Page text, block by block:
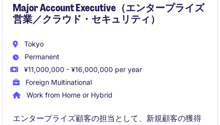
Major Account Executive（エンタープライズ
営業／クラウド・セキュリティ）
Tokyo
Permanent
¥11,000,000 - ¥16,000,000 per year
Foreign Multinational
Work from Home or Hybrid
エンタープライズ顧客の担当として、新規顧客の獲得